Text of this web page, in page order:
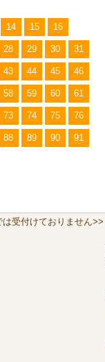
14 15 16
28 29 30 31
43 44 45 46
58 59 60 61
73 74 75 76
88 89 90 91
受付けておりません>>